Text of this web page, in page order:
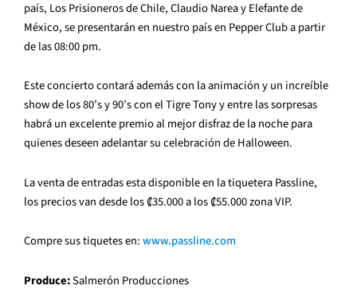
país, Los Prisioneros de Chile, Claudio Narea y Elefante de
México, se presentarán en nuestro país en Pepper Club a partir
de las 08:00 pm.
Este concierto contará además con la animación y un increíble
show de los 80’s y 90’s con el Tigre Tony y entre las sorpresas
habrá un excelente premio al mejor disfraz de la noche para
quienes deseen adelantar su celebración de Halloween.
La venta de entradas esta disponible en la tiquetera Passline,
los precios van desde los ₡35.000 a los ₡55.000 zona VIP.
Compre sus tiquetes en:www.passline.com
Produce:Salmerón Producciones